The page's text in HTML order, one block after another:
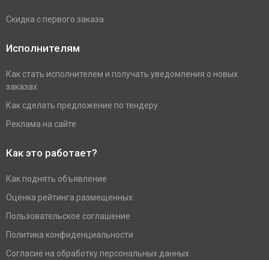
Скидка с первого заказа
Исполнителям
Как стать исполнителем и получать уведомления о новых
заказах
Как сделать предложение по тендеру
Реклама на сайте
Как это работает?
Как поднять объявление
Оценка рейтинга размещенных
Пользовательское соглашение
Политика конфиденциальности
Согласие на обработку персональных данных